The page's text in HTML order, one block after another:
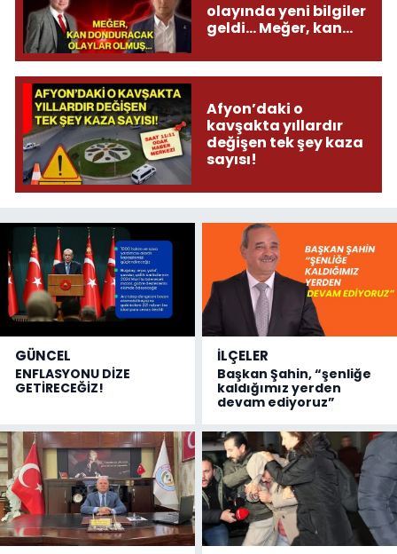
olayında yeni bilgiler
geldi... Meğer, kan
olmuş...
Afyon’daki o
kavşakta yıllardır
değişen tek şey kaza
sayısı!
GÜNCEL
ENFLASYONU DİZE
GETİRECEĞİZ!
İLÇELER
Başkan Şahin, “şenliğe
kaldığımız yerden
devam ediyoruz”